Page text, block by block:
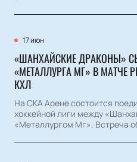
17 июн
«ШАНХАЙСКИЕ ДРАКОНЫ»
«МЕТАЛЛУРГА МГ» В МАТЧЕ
КХЛ
На СКА Арене состоится
хоккейной лиги между
«Металлургом Мг». Встреча